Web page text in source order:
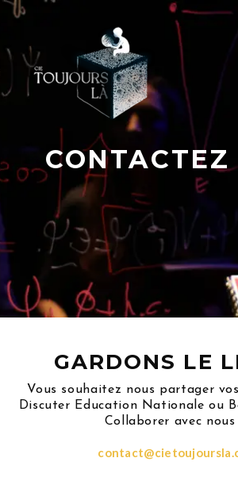
CONTACTEZ
GARDONS LE
Vous souhaitez nous partager
Discuter Education Nationale ou
Collaborer avec nous